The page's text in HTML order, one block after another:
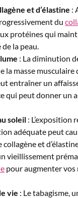
et d’élastine :
du
protéines qui
la peau.
: La diminution
la masse musculaire
entraîner un
qui peut donner un
soleil : L’exposition
adéquate peut
et
vieillissement
pour augmenter vos
vie : Le tabagisme,